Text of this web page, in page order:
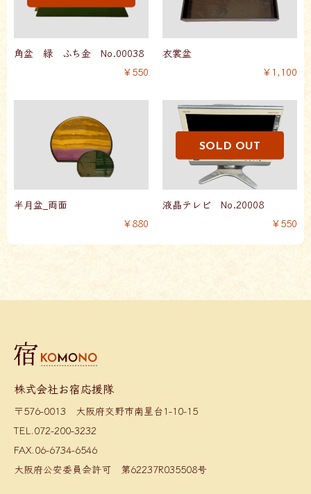
角盆 緑 ふち金 No.00038
￥550
衣裳盆
￥1,100
半月盆_両面
￥880
液晶テレビ No.20008
￥550
株式会社お宿応援隊
〒576-0013 大阪府交野市南星台1-10-15
TEL.072-200-3232
FAX.06-6734-6546
大阪府公安委員会許可 第62237R035508号